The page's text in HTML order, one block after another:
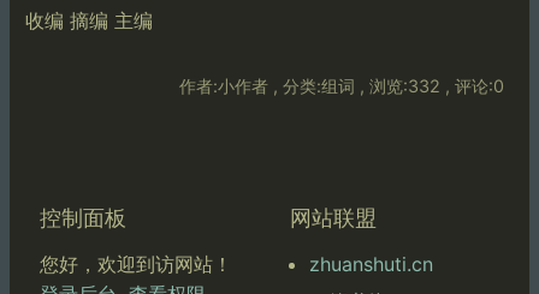
收编 摘编 主编
作者:小作者 , 分类:组词 , 浏览:332 , 评论:0
控制面板
您好，欢迎到访网站！
网站联盟
zhuanshuti.cn